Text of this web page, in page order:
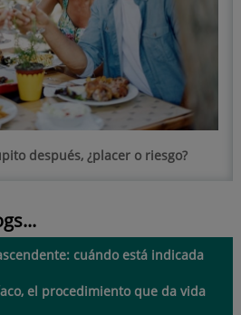
después, ¿placer o riesgo?
cuándo está indicada
el procedimiento que da vida